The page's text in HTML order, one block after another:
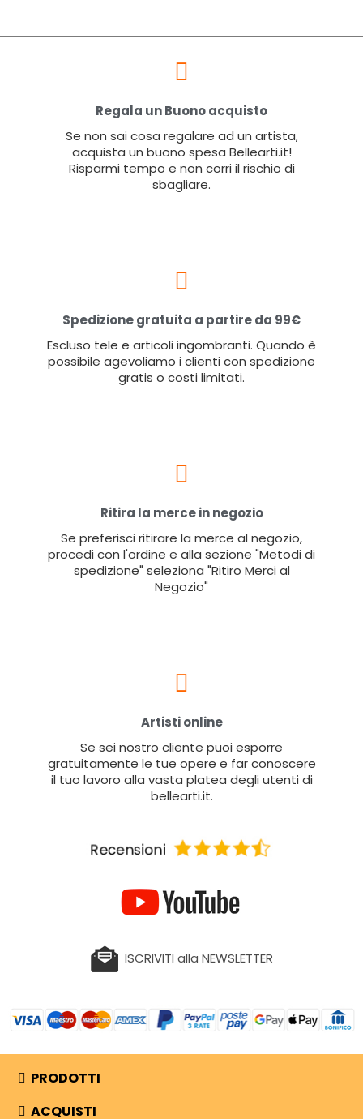
Regala un Buono acquisto
Se non sai cosa regalare ad un artista,
acquista un buono spesa Bellearti.it!
Risparmi tempo e non corri il rischio di
sbagliare.
Spedizione gratuita a partire da 99€
Escluso tele e articoli ingombranti. Quando è
possibile agevoliamo i clienti con spedizione
gratis o costi limitati.
Ritira la merce in negozio
Se preferisci ritirare la merce al negozio,
procedi con l'ordine e alla sezione "Metodi di
spedizione" seleziona "Ritiro Merci al
Negozio"
Artisti online
Se sei nostro cliente puoi esporre
gratuitamente le tue opere e far conoscere
il tuo lavoro alla vasta platea degli utenti di
bellearti.it.
ISCRIVITI alla NEWSLETTER
PRODOTTI
ACQUISTI